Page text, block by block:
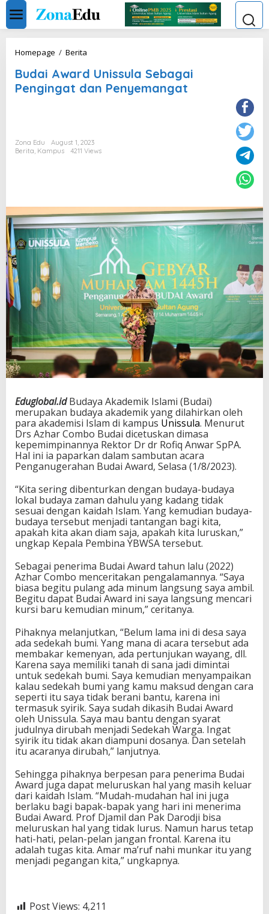
Skip
content
Homepage / Berita
Unissula
Sebagai
Pengingat
Budai Award Unissula Sebagai
Pengingat dan Penyemangat
Zona Edu
August 1, 2023
Berita, Kampus 4211 Views
Eduglobal.idBudaya Akademik Islami (Budai)
merupakan budaya akademik yang dilahirkan oleh
para akademisi Islam di kampus Unissula. Menurut
Drs Azhar Combo Budai dicetuskan dimasa
kepemimpinannya Rektor Dr dr Rofiq Anwar SpPA.
Hal ini ia paparkan dalam sambutan acara
Penganugerahan Budai Award, Selasa (1/8/2023).
“Kita sering dibenturkan dengan budaya-budaya
lokal budaya zaman dahulu yang kadang tidak
sesuai dengan kaidah Islam. Yang kemudian budaya-
budaya tersebut menjadi tantangan bagi kita,
apakah kita akan diam saja, apakah kita luruskan,”
ungkap Kepala Pembina YBWSA tersebut.
Sebagai penerima Budai Award tahun lalu (2022)
Azhar Combo menceritakan pengalamannya. “Saya
biasa begitu pulang ada minum langsung saya ambil.
Begitu dapat Budai Award ini saya langsung mencari
kursi baru kemudian minum,” ceritanya.
Pihaknya melanjutkan, “Belum lama ini di desa saya
ada sedekah bumi. Yang mana di acara tersebut ada
membakar kemenyan, ada pertunjukan wayang, dll.
Karena saya memiliki tanah di sana jadi dimintai
untuk sedekah bumi. Saya kemudian menyampaikan
kalau sedekah bumi yang kamu maksud dengan cara
seperti itu saya tidak berani bantu, karena ini
termasuk syirik. Saya sudah dikasih Budai Award
oleh Unissula. Saya mau bantu dengan syarat
judulnya dirubah menjadi Sedekah Warga. Ingat
syirik itu tidak akan diampuni dosanya. Dan setelah
itu acaranya dirubah,” lanjutnya.
Sehingga pihaknya berpesan para penerima Budai
Award juga dapat meluruskan hal yang masih keluar
dari kaidah Islam. “Mudah-mudahan hal ini juga
berlaku bagi bapak-bapak yang hari ini menerima
Budai Award. Prof Djamil dan Pak Darodji bisa
meluruskan hal yang tidak lurus. Namun harus tetap
hati-hati, pelan-pelan jangan frontal. Karena itu
adalah tugas kita. Amar ma’ruf nahi munkar itu yang
menjadi pegangan kita,” ungkapnya.
Post Views: 4,211